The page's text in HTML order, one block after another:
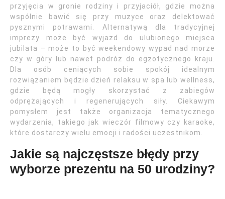
przyjęcia w gronie rodziny i przyjaciół, gdzie można
wspólnie bawić się przy muzyce oraz delektować
pysznymi potrawami. Alternatywą dla tradycyjnej
imprezy może być wyjazd do ulubionego miejsca
jubilata – może to być weekendowy wypad nad morze
czy w góry lub nawet podróż do egzotycznego kraju.
Dla osób ceniących sobie spokój idealnym
rozwiązaniem będzie dzień relaksu w spa lub wellness,
gdzie będą mogły skorzystać z zabiegów
odprężających i regenerujących siły. Ciekawym
pomysłem jest także organizacja tematycznego
wydarzenia, takiego jak wieczór filmowy czy karaoke,
które dostarczy wielu emocji i radości uczestnikom.
Jakie są najczęstsze błędy przy
wyborze prezentu na 50 urodziny?